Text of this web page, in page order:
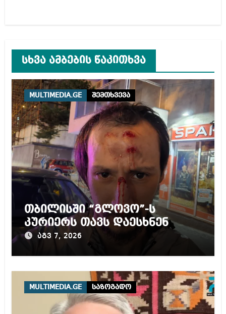
სხვა ამბების წაკითხვა
MULTIMEDIA.GE შემთხვევა
თბილისში “გლოვო”-ს
კურიერს თავს დაესხნენ
აგვ 7, 2026
MULTIMEDIA.GE საზოგადო